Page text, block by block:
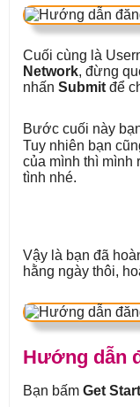
Cuối cùng là
Network, đừng
nhấn Submit để
Bước cuối này
Tuy nhiên bạn
của mình thì mình
tình nhé.
Vậy là bạn đã
hằng ngày thôi,
Hướng dẫn
Bạn bấm Get